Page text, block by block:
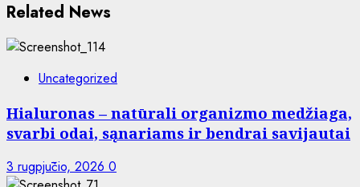
Related News
Uncategorized
Hialuronas – natūrali organizmo medžiaga,
svarbi odai, sąnariams ir bendrai savijautai
3 rugpjūčio, 2026 0